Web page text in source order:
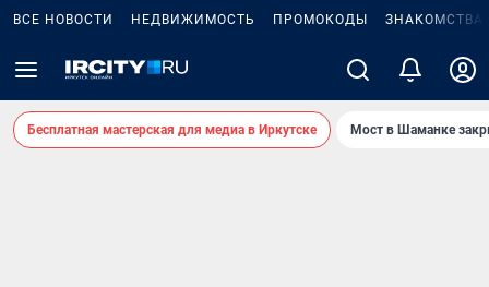
ВСЕ НОВОСТИ НЕДВИЖИМОСТЬ ПРОМОКОДЫ ЗНАКОМСТВА
Бесплатная мастерская для медиа в Иркутске Мост в Шаманке